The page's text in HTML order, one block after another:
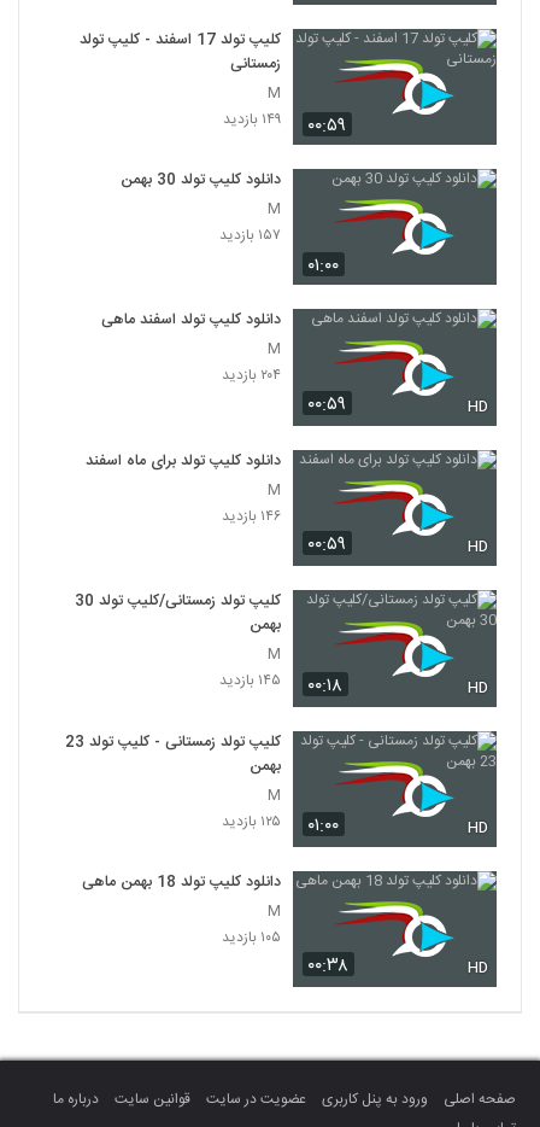
۰۰:۵۹
کلیپ تولد 17 اسفند - کلیپ تولد
زمستانی
M
۱۴۹ بازدید
۰۱:۰۰
دانلود کلیپ تولد 30 بهمن
M
۱۵۷ بازدید
۰۰:۵۹ HD
دانلود کلیپ تولد اسفند ماهی
M
۲۰۴ بازدید
۰۰:۵۹ HD
دانلود کلیپ تولد برای ماه اسفند
M
۱۴۶ بازدید
۰۰:۱۸ HD
کلیپ تولد زمستانی/کلیپ تولد 30
بهمن
M
۱۴۵ بازدید
۰۱:۰۰ HD
کلیپ تولد زمستانی - کلیپ تولد 23
بهمن
M
۱۲۵ بازدید
۰۰:۳۸ HD
دانلود کلیپ تولد 18 بهمن ماهی
M
۱۰۵ بازدید
صفحه اصلی ورود به پنل کاربری عضویت در سایت قوانین سایت
درباره ما